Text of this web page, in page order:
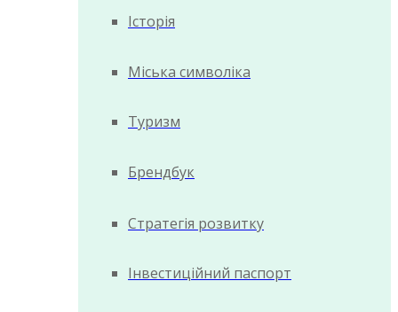
Історія
Міська символіка
Туризм
Брендбук
Стратегія розвитку
Інвестиційний паспорт